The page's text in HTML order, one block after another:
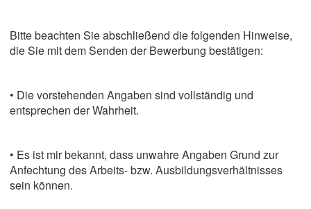
Bitte beachten Sie abschließend die folgenden Hinweise,
die Sie mit dem Senden der Bewerbung bestätigen:
• Die vorstehenden Angaben sind vollständig und
entsprechen der Wahrheit.
• Es ist mir bekannt, dass unwahre Angaben Grund zur
Anfechtung des Arbeits- bzw. Ausbildungsverhältnisses
sein können.